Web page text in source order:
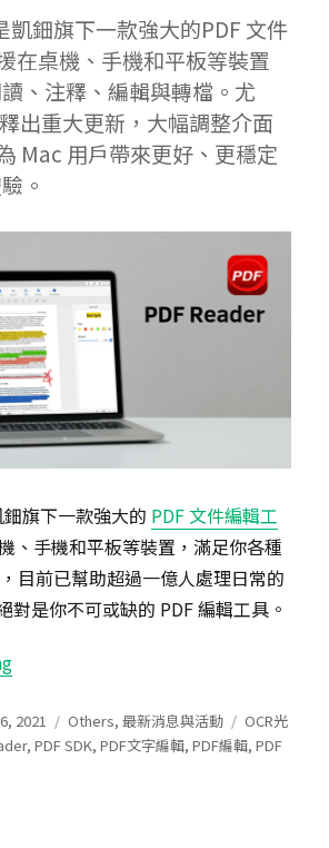
凱鈿旗下一款強大的PDF 文件
在桌機、手機和平板等裝置
、注釋、編輯與轉檔。尤
出重大更新，大幅調整介面
Mac 用戶帶來更好、更穩定
。
旗下一款強大的 PDF 文件編輯工
、手機和平板等裝置，滿足你各種
目前已幫助超過一億人處理日常的
對是你不可或缺的 PDF 編輯工具。
“最佳 PDF 文件編輯器 PDF Reader，
2021 Categories
Others,最新消息與活動 Tags
OCR光
,PDF SDK,PDF文字編輯,PDF編輯,PDF